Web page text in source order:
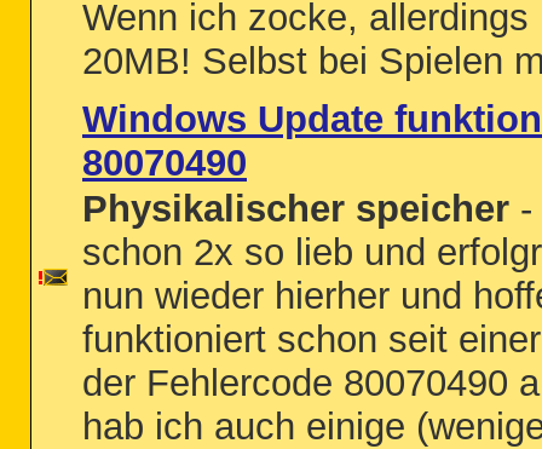
Wenn ich zocke,
20MB! Selbst bei Spielen
Windows Update
80070490
Physikalischer speicher -
schon 2x so lieb und
nun wieder hierher und
funktioniert schon seit
der Fehlercode 80070490
hab ich auch einige